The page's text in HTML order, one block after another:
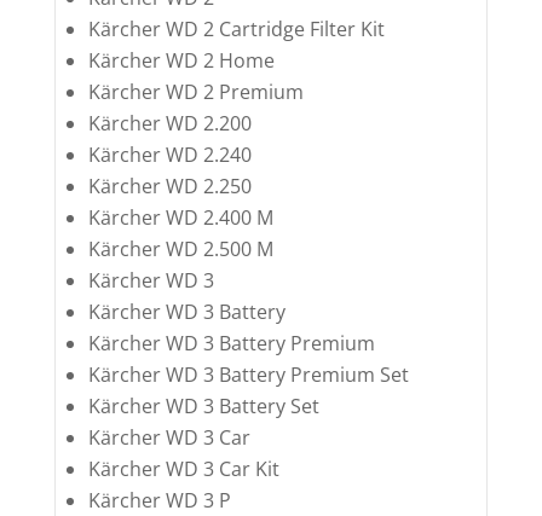
Kärcher WD 2 Cartridge Filter Kit
Kärcher WD 2 Home
Kärcher WD 2 Premium
Kärcher WD 2.200
Kärcher WD 2.240
Kärcher WD 2.250
Kärcher WD 2.400 M
Kärcher WD 2.500 M
Kärcher WD 3
Kärcher WD 3 Battery
Kärcher WD 3 Battery Premium
Kärcher WD 3 Battery Premium Set
Kärcher WD 3 Battery Set
Kärcher WD 3 Car
Kärcher WD 3 Car Kit
Kärcher WD 3 P